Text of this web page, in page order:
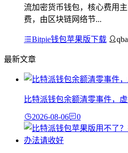
流加密货币钱包，核心费用
费，由区块链网络节...
Bitpie钱包苹果版下载
最新文章
比特派钱包余额清零事件，
2026-08-06 0